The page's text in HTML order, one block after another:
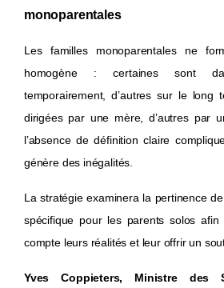
monoparentales
Les familles monoparentales ne
homogène : certaines sont
temporairement, d’autres sur le long
dirigées par une mère, d’autres par
l’absence de définition claire
génère des inégalités.
La stratégie examinera la pertinence
spécifique pour les parents solos
compte leurs réalités et leur offrir un
Yves Coppieters, Ministre des